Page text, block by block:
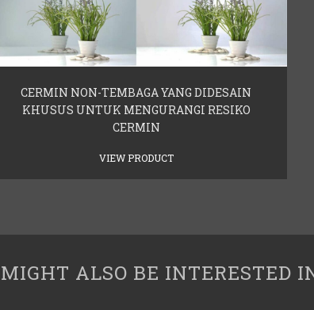
CERMIN NON-TEMBAGA YANG DIDESAIN
KHUSUS UNTUK MENGURANGI RESIKO
CERMIN
VIEW PRODUCT
ALSO BE INTERESTED